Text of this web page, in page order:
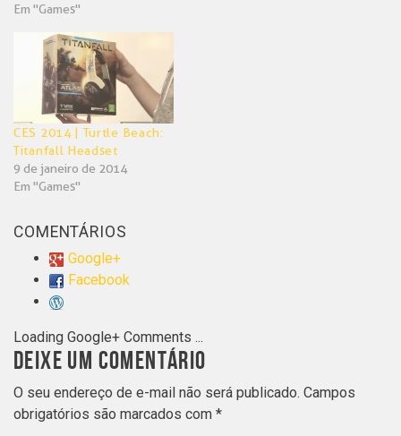
Em "Games"
CES 2014 | Turtle Beach:
Titanfall Headset
9 de janeiro de 2014
Em "Games"
COMENTÁRIOS
Google+
Facebook
Loading Google+ Comments ...
DEIXE UM COMENTÁRIO
O seu endereço de e-mail não será publicado. Campos
obrigatórios são marcados com *